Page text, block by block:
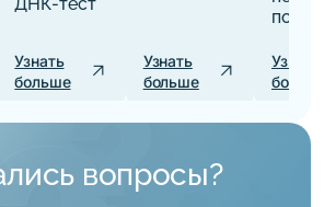
Узнать
больше
arrow_outward
Узнать
больше
arrow_outward
Узнать
вопросы?